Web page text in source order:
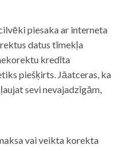
piesaka ar interneta
datus tīmekļa
kredīta
piešķirts. Jāatceras, ka
sevi nevajadzīgām,
vai veikta korekta